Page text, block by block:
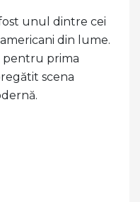
unul dintre cei
din lume.
pentru prima
scena